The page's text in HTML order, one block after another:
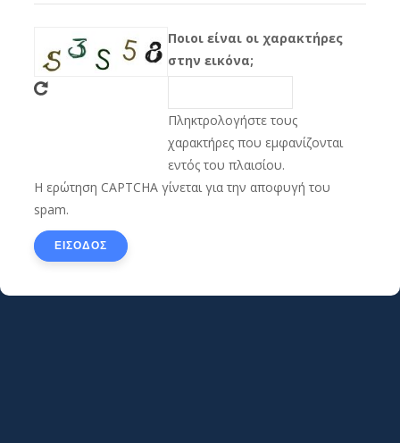
Ποιοι είναι οι χαρακτήρες
στην εικόνα;
Πληκτρολογήστε τους
χαρακτήρες που εμφανίζονται
εντός του πλαισίου.
Η ερώτηση CAPTCHA γίνεται για την αποφυγή του
spam.